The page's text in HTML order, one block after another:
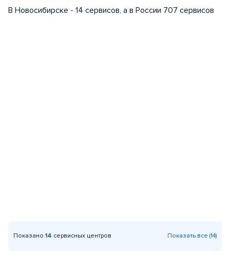
В Новосибирске - 14 сервисов, а в России 707 сервисов
Показано 14 сервисных центров Показать все (14)